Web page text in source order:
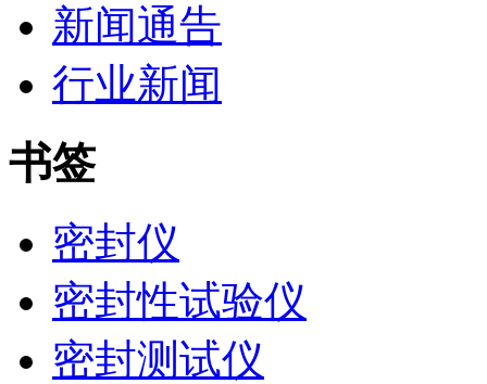
新闻通告
行业新闻
书签
密封仪
密封性试验仪
密封测试仪